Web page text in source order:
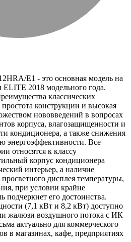
E1 - это основная модель на
2018 модельного года.
классических
конструкции и высокая
нововведений в вопросах
корпуса, влагозащищенности и
кондиционера, а также снижения
Все
относятся к классу
корпус кондиционера
интерьер, а наличие
дисплея температуры,
при условии крайне
его достоинства.
(7,1 кВт и 8,2 кВт) доступно
жалюзи воздушного потока с ИК
актуально для коммерческого
в магазинах, кафе, предприятиях